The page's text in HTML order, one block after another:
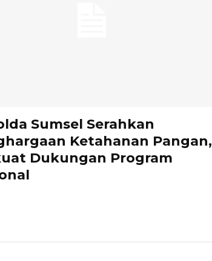
Sumsel Serahkan
Ketahanan Pangan,
Dukungan Program